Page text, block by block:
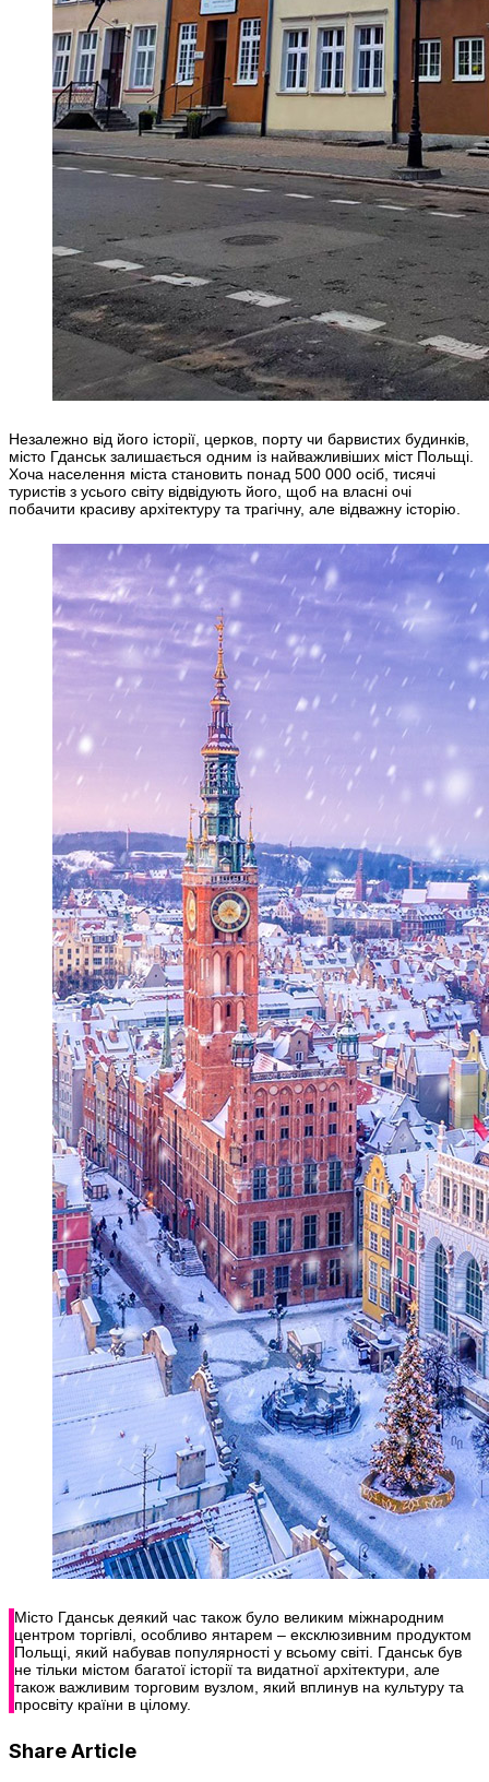
Незалежно від його історії, церков, порту чи барвистих будинків,
місто Гданськ залишається одним із найважливіших міст Польщі.
Хоча населення міста становить понад 500 000 осіб, тисячі
туристів з усього світу відвідують його, щоб на власні очі
побачити красиву архітектуру та трагічну, але відважну історію.
Місто Гданськ деякий час також було великим міжнародним
центром торгівлі, особливо янтарем – ексклюзивним продуктом
Польщі, який набував популярності у всьому світі. Гданськ був
не тільки містом багатої історії та видатної архітектури, але
також важливим торговим вузлом, який вплинув на культуру та
просвіту країни в цілому.
Share Article